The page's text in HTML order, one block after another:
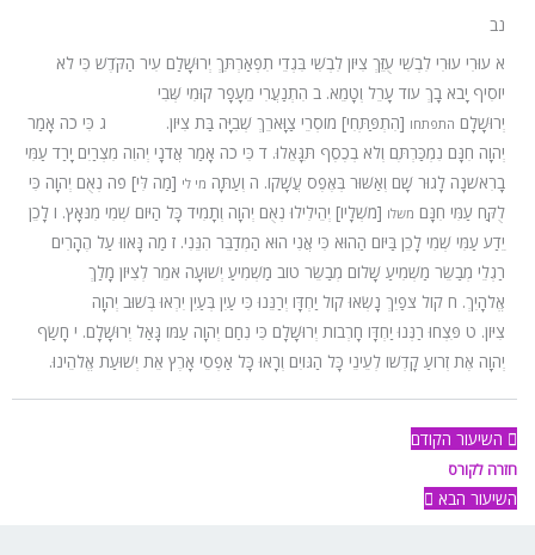
נב
א עוּרִי עוּרִי לִבְשִׁי עֻזֵּךְ צִיּוֹן לִבְשִׁי בִּגְדֵי תִפְאַרְתֵּךְ יְרוּשָׁלַ͏ִם עִיר הַקֹּדֶשׁ כִּי לֹא
יוֹסִיף יָבֹא בָךְ עוֹד עָרֵל וְטָמֵא. ב הִתְנַעֲרִי מֵעָפָר קוּמִי שְּׁבִי
יְרוּשָׁלָ͏ִם התפתחו [הִתְפַּתְּחִי] מוֹסְרֵי צַוָּארֵךְ שְׁבִיָּה בַּת צִיּוֹן. ג כִּי כֹה אָמַר
יְהוָה חִנָּם נִמְכַּרְתֶּם וְלֹא בְכֶסֶף תִּגָּאֵלוּ. ד כִּי כֹה אָמַר אֲדֹנָי יְהוִה מִצְרַיִם יָרַד עַמִּי
בָרִאשֹׁנָה לָגוּר שָׁם וְאַשּׁוּר בְּאֶפֶס עֲשָׁקוֹ. ה וְעַתָּה מי לי [מַה לִּי] פֹה נְאֻם יְהוָה כִּי
לֻקַּח עַמִּי חִנָּם משלו [מֹשְׁלָיו] יְהֵילִילוּ נְאֻם יְהוָה וְתָמִיד כָּל הַיּוֹם שְׁמִי מִנֹּאָץ. ו לָכֵן
יֵדַע עַמִּי שְׁמִי לָכֵן בַּיּוֹם הַהוּא כִּי אֲנִי הוּא הַמְדַבֵּר הִנֵּנִי. ז מַה נָּאווּ עַל הֶהָרִים
רַגְלֵי מְבַשֵּׂר מַשְׁמִיעַ שָׁלוֹם מְבַשֵּׂר טוֹב מַשְׁמִיעַ יְשׁוּעָה אֹמֵר לְצִיּוֹן מָלַךְ
אֱלֹהָיִךְ. ח קוֹל צֹפַיִךְ נָשְׂאוּ קוֹל יַחְדָּו יְרַנֵּנוּ כִּי עַיִן בְּעַיִן יִרְאוּ בְּשׁוּב יְהוָה
צִיּוֹן. ט פִּצְחוּ רַנְּנוּ יַחְדָּו חָרְבוֹת יְרוּשָׁלָ͏ִם כִּי נִחַם יְהוָה עַמּוֹ גָּאַל יְרוּשָׁלָ͏ִם. י חָשַׂף
יְהוָה אֶת זְרוֹעַ קָדְשׁוֹ לְעֵינֵי כָּל הַגּוֹיִם וְרָאוּ כָּל אַפְסֵי אָרֶץ אֵת יְשׁוּעַת אֱלֹהֵינוּ.
השיעור הקודם
חזרה לקורס
השיעור הבא